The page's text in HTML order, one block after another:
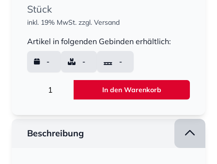
Stück
inkl. 19% MwSt. zzgl. Versand
Artikel in folgenden Gebinden erhältlich:
- - -
In den Warenkorb
Beschreibung